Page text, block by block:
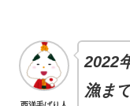
2022
漁ま